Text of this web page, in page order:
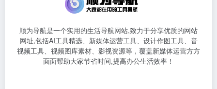
顺为导航是一个实用的生活导航网站,致力于分享优质的网站
网址,包括AI工具精选、新媒体运营工具、设计作图工具、音
视频工具、视频图库素材、影视资源等，覆盖新媒体运营方方
面面帮助大家节省时间,提高办公生活效率！